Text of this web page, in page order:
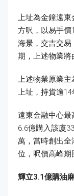
上址為金鐘遠東
方呎，以易手價
海景，交吉交
期，上述物業將
上述物業原業主
上址，持貨逾14
遠東金融中心最
6.6億購入該廈
萬，當時創出
位，呎價高峰期
輝立3.1億購油